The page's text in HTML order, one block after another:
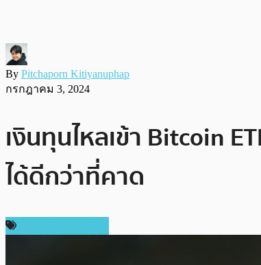
By Pitchaporn Kitiyanuphap
กรกฎาคม 3, 2024
เงินทุนไหลเข้า Bitcoin
ได้ดีกว่าที่คาด